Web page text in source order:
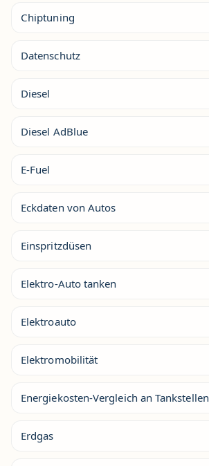
Chiptuning
Datenschutz
Diesel
Diesel AdBlue
E-Fuel
Eckdaten von Autos
Einspritzdüsen
Elektro-Auto tanken
Elektroauto
Elektromobilität
Energiekosten-Vergleich an Tankstellen
Erdgas